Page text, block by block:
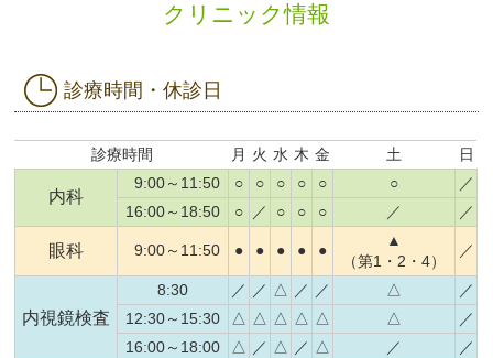
クリニック情報
診療時間・休診日
診療時間 月 火 水 木 金 土 日
内科
9:00～11:50 ○ ○ ○ ○ ○ ○
／
16:00～18:50
○ ／ ○ ○ ○ ／ ／
眼科 9:00～11:50 ● ● ● ● ●
▲
（第1・2・4）
／
内視鏡検査
8:30 ／ ／ △ ／ ／ △
／
12:30～15:30
△ △ △ △ △ △
／
16:00～18:00
△ ／ △ ／ △ ／ ／